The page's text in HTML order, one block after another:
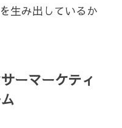
生み出しているか
ーマーケティ